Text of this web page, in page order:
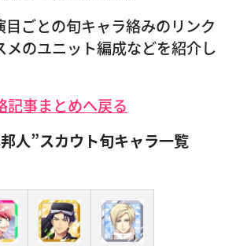
目ごとの旬キャラ絡みのリンク
メのユニット編成などを紹介し
記事まとめへ戻る
人”スカウト旬キャラ一覧